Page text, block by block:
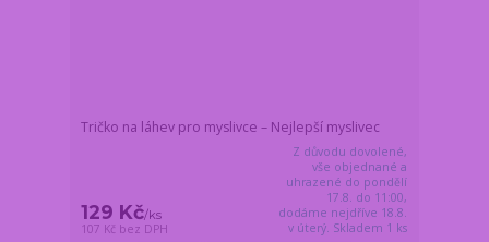
Tričko na láhev pro myslivce – Nejlepší myslivec
129 Kč/ks
107 Kč bez DPH
Z důvodu dovolené,
vše objednané a
uhrazené do pondělí
17.8. do 11:00,
dodáme nejdříve 18.8.
v úterý. Skladem 1 ks